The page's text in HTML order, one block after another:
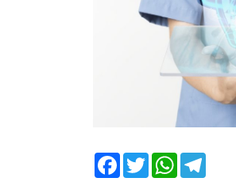
Facebook
Twitter WhatsApp